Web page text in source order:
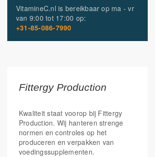
VitamineC.nl is bereikbaar op ma - vr
van 9:00 tot 17:00 op:
+31-85-086-7990
Fittergy Production
Kwaliteit staat voorop bij Fittergy
Production. Wij hanteren strenge
normen en controles op het
produceren en verpakken van
voedingssupplementen.